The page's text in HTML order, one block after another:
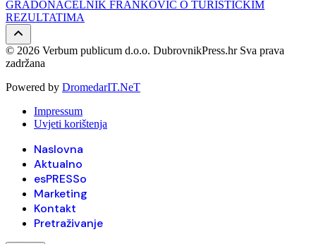
GRADONAČELNIK FRANKOVIĆ O TURISTIČKIM
REZULTATIMA
© 2026 Verbum publicum d.o.o. DubrovnikPress.hr Sva prava
zadržana
Powered by DromedarIT.NeT
Impressum
Uvjeti korištenja
Naslovna
Aktualno
esPRESSo
Marketing
Kontakt
Pretraživanje